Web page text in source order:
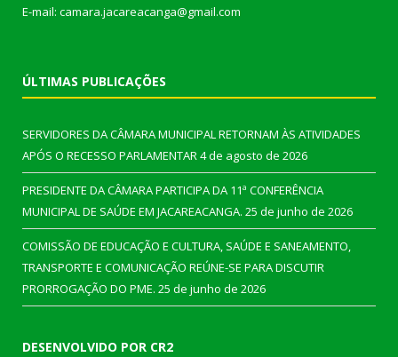
E-mail: camara.jacareacanga@gmail.com
ÚLTIMAS PUBLICAÇÕES
SERVIDORES DA CÂMARA MUNICIPAL RETORNAM ÀS ATIVIDADES
APÓS O RECESSO PARLAMENTAR4 de agosto de 2026
PRESIDENTE DA CÂMARA PARTICIPA DA 11ª CONFERÊNCIA
MUNICIPAL DE SAÚDE EM JACAREACANGA. 25 de junho de 2026
COMISSÃO DE EDUCAÇÃO E CULTURA, SAÚDE E SANEAMENTO,
TRANSPORTE E COMUNICAÇÃO REÚNE-SE PARA DISCUTIR
PRORROGAÇÃO DO PME. 25 de junho de 2026
DESENVOLVIDO POR CR2